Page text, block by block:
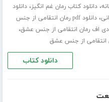
،دانلود کتاب رمان غم انگیز،دانلود
،
دانلود pdf رمان انتقامی از جنس
دی اف رمان انتقامی از جنس عشق،
انتقامی از جنس عشق
دانلود کتاب